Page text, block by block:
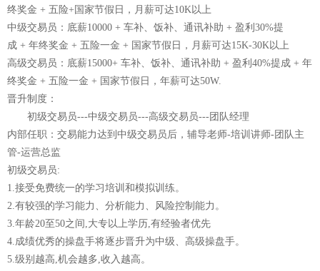
终奖金 + 五险+国家节假日，月薪可达10K以上
中级交易员：底薪10000 + 车补、饭补、通讯补助 + 盈利30%提
成 + 年终奖金 + 五险一金 + 国家节假日，月薪可达15K-30K以上
高级交易员：底薪15000+ 车补、饭补、通讯补助 + 盈利40%提成 + 年
终奖金 + 五险一金 + 国家节假日，年薪可达50W.
晋升制度：
初级交易员---中级交易员---高级交易员---团队经理
内部任职：交易能力达到中级交易员后，辅导老师-培训讲师-团队主
管-运营总监
初级交易员:
1.接受免费统一的学习培训和模拟训练。
2.有较强的学习能力、分析能力、风险控制能力。
3.年龄20至50之间,大专以上学历,有经验者优先
4.成绩优秀的操盘手将逐步晋升为中级、高级操盘手。
5.级别越高,机会越多,收入越高。